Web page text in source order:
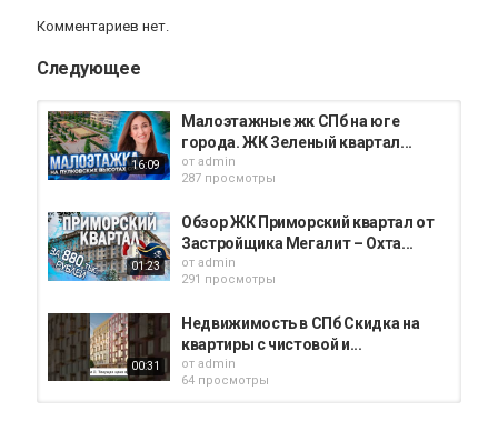
Комментариев нет.
Следующее
16:09
Малоэтажные жк СПб на юге
города. ЖК Зеленый квартал...
от admin
287 просмотры
01:23
Обзор ЖК Приморский квартал от
Застройщика Мегалит – Охта...
от admin
291 просмотры
00:31
Недвижимость в СПб Скидка на
квартиры с чистовой и...
от admin
64 просмотры